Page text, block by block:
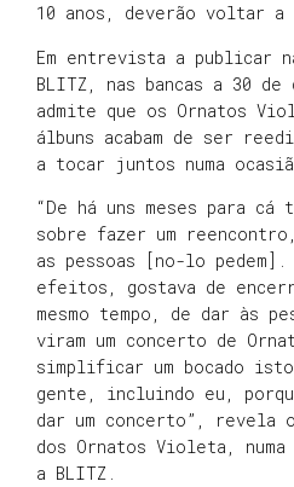
10 anos, deverão voltar
Em entrevista a publicar
BLITZ, nas bancas a 30 de
admite que os Ornatos
álbuns acabam de ser
a tocar juntos numa
“De há uns meses para
sobre fazer um
as pessoas [no-lo
efeitos, gostava de
mesmo tempo, de dar às
viram um concerto de
simplificar um bocado
gente, incluindo eu,
dar um concerto”,
dos Ornatos Violeta,
a BLITZ.